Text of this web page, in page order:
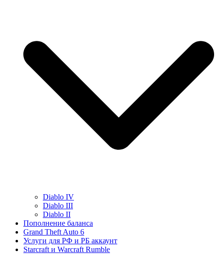
Diablo IV
Diablo III
Diablo II
Пополнение баланса
Grand Theft Auto 6
Услуги для РФ и РБ аккаунт
Starcraft и Warcraft Rumble